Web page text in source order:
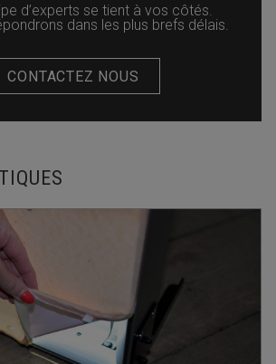
d’experts se tient à vos côtés.
dans les plus brefs délais.
CONTACTEZ NOUS